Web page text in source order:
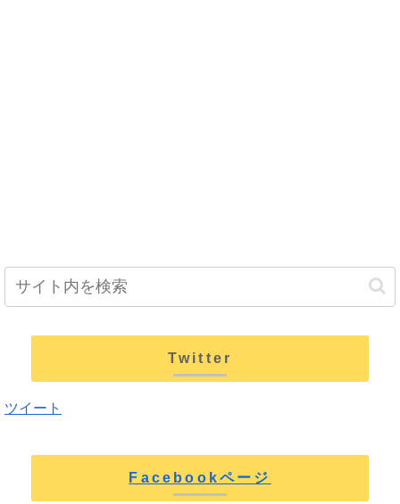
Twitter
ツイート
Facebookページ